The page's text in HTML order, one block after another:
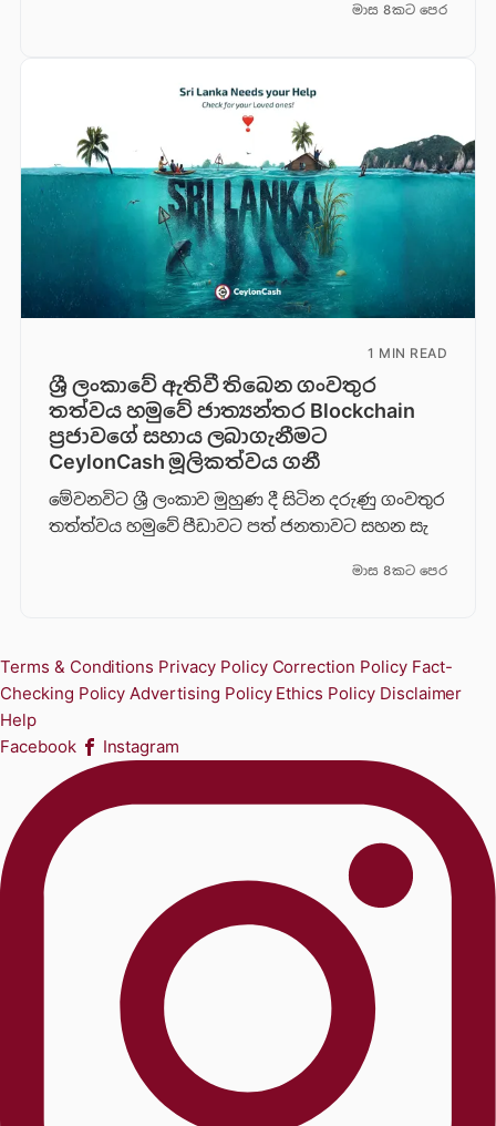
මාස 8කට පෙර
1 MIN READ
ශ්‍රී ලංකාවේ ඇතිවී තිබෙන ගංවතුර
තත්වය හමුවේ ජාත්‍යන්තර Blockchain
ප්‍රජාවගේ සහාය ලබාගැනීමට
CeylonCash මූලිකත්වය ග​නී
මේවනවිට ශ්‍රී ලංකාව මුහුණ දී සිටින දරුණු ගංවතුර
තත්ත්වය හමුවේ පීඩාවට පත් ජනතාවට සහන සැ
මාස 8කට පෙර
Terms & Conditions Privacy Policy Correction Policy Fact-
Checking Policy Advertising Policy Ethics Policy Disclaimer
Help
Facebook
Instagram